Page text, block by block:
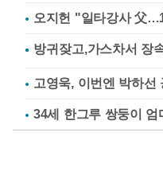
오지헌 "일타강사 父
고영욱, 이번엔 박하
34세 한그루 쌍둥이